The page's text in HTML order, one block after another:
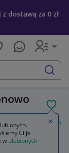
dostawą za 0 zł
szukaj
Czujniki i przetworniki
Ci je
w ulubionych